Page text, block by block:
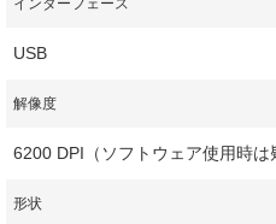
USB
解像度
6200 DPI（ソフトウェア使用時は
形状